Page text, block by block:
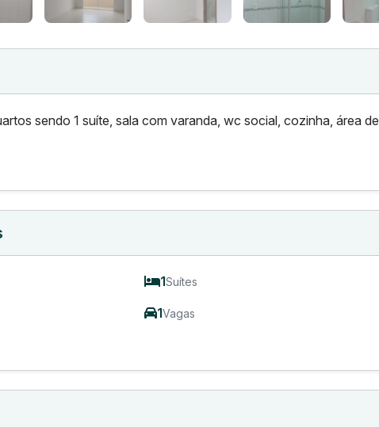
sendo 1 suíte, sala com varanda, wc social, cozinha, área de
1Suítes
1Vagas